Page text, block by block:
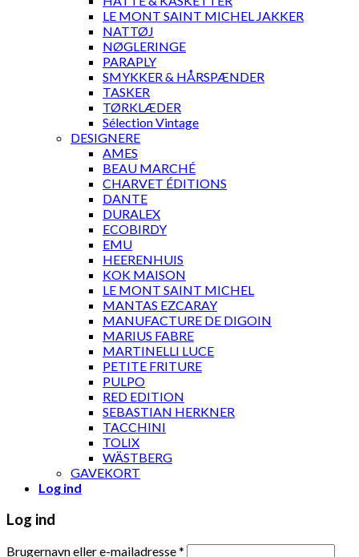
LE MONT SAINT MICHEL JAKKER
NATTØJ
NØGLERINGE
PARAPLY
SMYKKER & HÅRSPÆNDER
TASKER
TØRKLÆDER
Sélection Vintage
DESIGNERE
AMES
BEAU MARCHÉ
CHARVET ÉDITIONS
DANTE
DURALEX
ECOBIRDY
EMU
HEERENHUIS
KOK MAISON
LE MONT SAINT MICHEL
MANTAS EZCARAY
MANUFACTURE DE DIGOIN
MARIUS FABRE
MARTINELLI LUCE
PETITE FRITURE
PULPO
RED EDITION
SEBASTIAN HERKNER
TACCHINI
TOLIX
WÄSTBERG
GAVEKORT
Log ind
Log ind
Brugernavn eller e-mailadresse*